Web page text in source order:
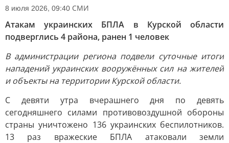
8 июля 2026, 09:40 СМИ
Атакам украинских БПЛА в Курской области
подверглись 4 района, ранен 1 человек
В администрации региона подвели суточные итоги
нападений украинских вооружённых сил на жителей
и объекты на территории Курской области.
С девяти утра вчерашнего дня по девять
сегодняшнего силами противовоздушной обороны
страны уничтожено 136 украинских беспилотников.
13 раз вражеские БПЛА атаковали земли